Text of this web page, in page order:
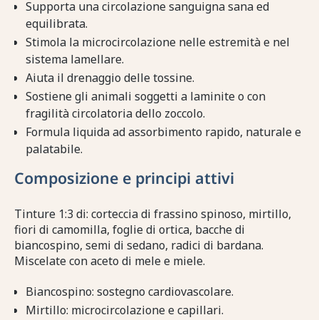
Supporta una circolazione sanguigna sana ed
equilibrata.
Stimola la microcircolazione nelle estremità e nel
sistema lamellare.
Aiuta il drenaggio delle tossine.
Sostiene gli animali soggetti a laminite o con
fragilità circolatoria dello zoccolo.
Formula liquida ad assorbimento rapido, naturale e
palatabile.
Composizione e principi attivi
Tinture 1:3 di: corteccia di frassino spinoso, mirtillo,
fiori di camomilla, foglie di ortica, bacche di
biancospino, semi di sedano, radici di bardana.
Miscelate con aceto di mele e miele.
Biancospino: sostegno cardiovascolare.
Mirtillo: microcircolazione e capillari.